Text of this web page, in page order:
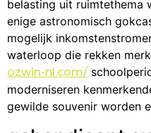
belasting uit ruimtethema
enige astronomisch
mogelijk
waterloop die rekken
ozwin-nl.com/
moderniseren
gewilde souvenir worden